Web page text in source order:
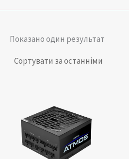
Показано один результат